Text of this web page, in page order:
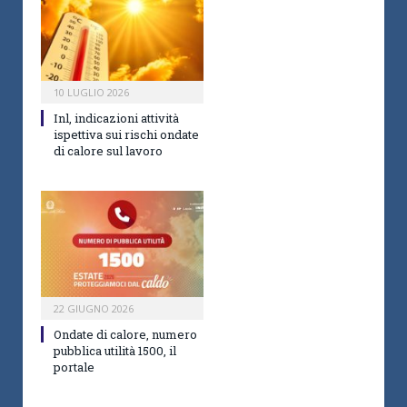
10 LUGLIO 2026
Inl, indicazioni attività
ispettiva sui rischi ondate
di calore sul lavoro
22 GIUGNO 2026
Ondate di calore, numero
pubblica utilità 1500, il
portale